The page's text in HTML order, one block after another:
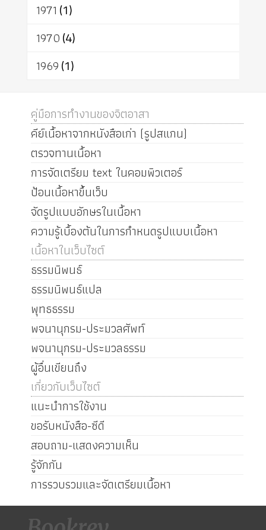
1971 (1)
1970(4)
1969(1)
คู่มือการทำงานของจิตอาสา
คีย์เนื้อหาจากหนังสือเก่า (รูปสแกน)
ตรวจทานเนื้อหา
การจัดเตรียม text ในคอมพิวเตอร์
ป้อนเนื้อหาขึ้นเว็บ
จัดรูปแบบอักษรในเนื้อหา
ความรู้เบื้องต้นในการกำหนดรูปแบบเนื้อหา
เนื้อหาในเว็บไซต์
ธรรมนิพนธ์
ธรรมนิพนธ์แปล
พุทธธรรม
พจนานุกรม-ประมวลศัพท์
พจนานุกรม-ประมวลธรรม
ผู้อื่นเขียนถึง
เกี่ยวกับเว็บไซต์
แนะนำการใช้งาน
ขอรับหนังสือ-ซีดี
สอบถาม-แสดงความเห็น
รู้จักกัน
การรวบรวมและจัดเตรียมเนื้อหา